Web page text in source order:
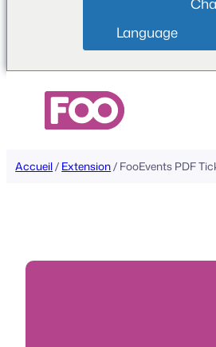
Accueil/ Extension/ FooEvents PDF